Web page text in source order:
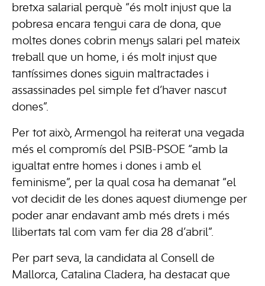
bretxa salarial perquè “és molt injust que la
pobresa encara tengui cara de dona, que
moltes dones cobrin menys salari pel mateix
treball que un home, i és molt injust que
tantíssimes dones siguin maltractades i
assassinades pel simple fet d’haver nascut
dones”.
Per tot això, Armengol ha reiterat una vegada
més el compromís del PSIB-PSOE “amb la
igualtat entre homes i dones i amb el
feminisme”, per la qual cosa ha demanat “el
vot decidit de les dones aquest diumenge per
poder anar endavant amb més drets i més
llibertats tal com vam fer dia 28 d’abril”.
Per part seva, la candidata al Consell de
Mallorca, Catalina Cladera, ha destacat que